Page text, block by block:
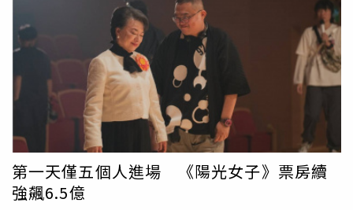
送別摯友，而張宇也在上午9點左右抵達，一頭白髮神情沉
重快步進入靈堂，歌手游鴻明隨後到場並與張宇同排入座。
袁惟仁2018年曾因意外跌倒導致腦溢血，之後長期臥床並
多次被判定為植物人，近年在台東老家靜養。去年11月底因
疑似感染送醫急診，今年2月2日病逝。告別式結束後將火
化，並長眠於金山蓬萊陵園。據了解，他的喪葬費用由音樂
圈好友成立的「小胖信託基金會」協助支付，剩餘款項也將
作為袁媽媽的生活扶助金。陸元琪戴著口罩，不發一語步入
會場。（圖／侯世駿攝）
第一天僅五個人進場 《陽光女子》票房續
強飆6.5億